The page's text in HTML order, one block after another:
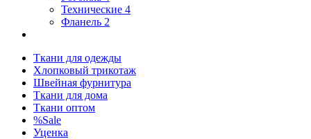
Технические 4
Фланель 2
Ткани для одежды
Хлопковый трикотаж
Швейная фурнитура
Ткани для дома
Ткани оптом
%Sale
Уценка